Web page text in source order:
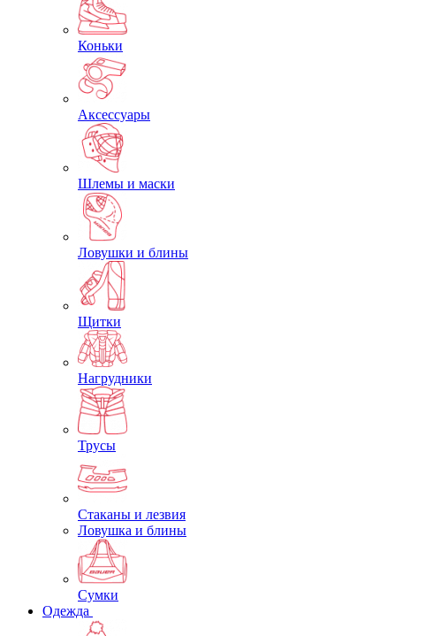
Коньки
Аксессуары
Шлемы и маски
Ловушки и блины
Щитки
Нагрудники
Трусы
Стаканы и лезвия
Ловушка и блины
Сумки
Одежда